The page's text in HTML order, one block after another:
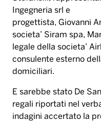
Ingegneria srl e
progettista, Giovanni
societa’ Siram spa,
legale della societa’
consulente esterno
domiciliari.
E sarebbe stato De
regali riportati nel
indagini accertato la